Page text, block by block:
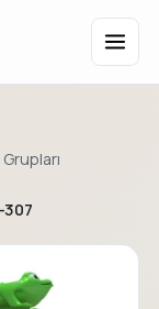
Menü
307